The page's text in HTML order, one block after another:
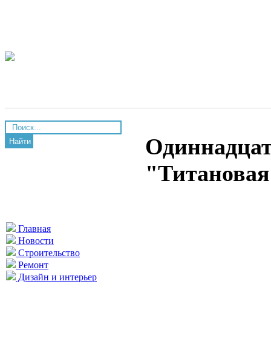
Найти
Главная
Новости
Строительство
Ремонт
Дизайн и интерьер